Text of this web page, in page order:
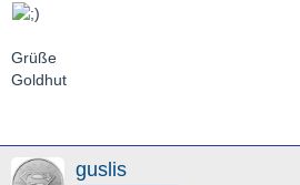
Grüße
Goldhut
guslis